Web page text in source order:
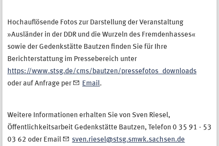
Hochauflösende Fotos zur Darstellung der Veranstaltung
»Ausländer in der DDR und die Wurzeln des Fremdenhasses«
sowie der Gedenkstätte Bautzen finden Sie für Ihre
Berichterstattung im Pressebereich unter
https://www.stsg.de/cms/bautzen/pressefotos_downloads
oder auf Anfrage per
Email.
Weitere Informationen erhalten Sie von Sven Riesel,
Öffentlichkeitsarbeit Gedenkstätte Bautzen, Telefon 0 35 91 - 53
03 62 oder Email
sven.riesel@stsg.smwk.sachsen.de